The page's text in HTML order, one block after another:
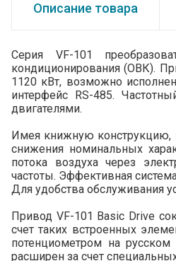
Описание товара
Серия VF-101
кондиционирования (ОВК).
1120 кВт, возможно
интерфейс RS-485.
двигателями.
Имея книжную конструкцию,
снижения номинальных
потока воздуха через
частоты. Эффективная
Для удобства обслуживания
Привод VF-101 Basic Drive
счет таких встроенных
потенциометром на
расширен за счет